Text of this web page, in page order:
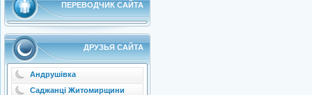
ПЕРЕВОДЧИК САЙТА
ДРУЗЬЯ САЙТА
Андрушівка
Саджанці Житомирщини